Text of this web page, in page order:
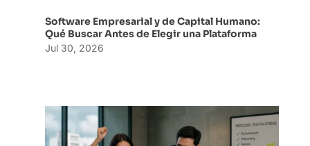
Software Empresarial y de Capital Humano:
Qué Buscar Antes de Elegir una Plataforma
Jul 30, 2026